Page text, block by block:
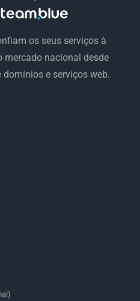
os seus serviços à
mercado nacional desde
e serviços web.